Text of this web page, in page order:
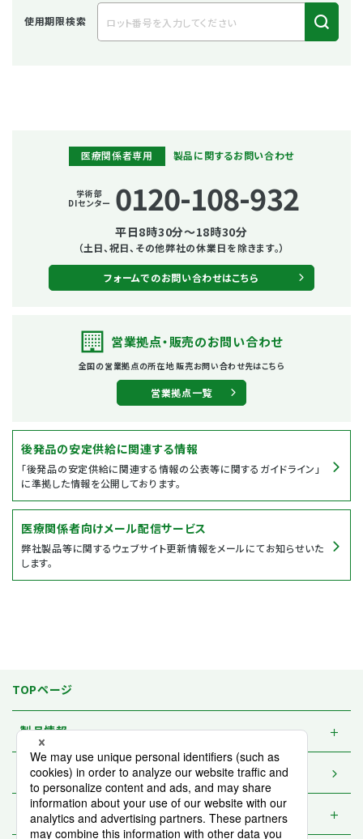
使用期限検索
医療関係者専用 製品に関するお問い合わせ
学術部
DIセンター 0120-108-932
平日8時30分～18時30分
（土日、祝日、その他弊社の休業日を除きます。）
フォームでのお問い合わせはこちら
営業拠点・販売のお問い合わせ
全国の営業拠点の所在地販売お問い合わせ先はこちら
営業拠点一覧
後発品の安定供給に関連する情報
「後発品の安定供給に関連する情報の公表等に関するガイドライン」
に準拠した情報を公開しております。
医療関係者向けメール配信サービス
弊社製品等に関するウェブサイト更新情報をメールにてお知らせいた
します。
TOPページ
製品情報
資材一覧 / 請求
東和品質の製品づくり